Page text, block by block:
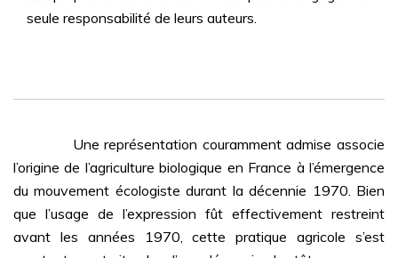
seule responsabilité de leurs auteurs.
Une représentation couramment admise associe
l’origine de l’agriculture biologique en France à l’émergence
du mouvement écologiste durant la décennie 1970. Bien
que l’usage de l’expression fût effectivement restreint
avant les années 1970, cette pratique agricole s’est